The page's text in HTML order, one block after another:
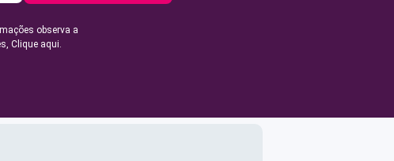
observa a
Clique aqui.